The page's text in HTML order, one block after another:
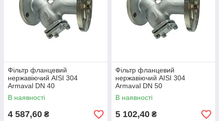
Фільтр фланцевий
нержавіючий AISI 304
Armaval DN 40
В наявності
4 587,60 ₴
Фільтр фланцевий
нержавіючий AISI 304
Armaval DN 50
В наявності
5 102,40 ₴